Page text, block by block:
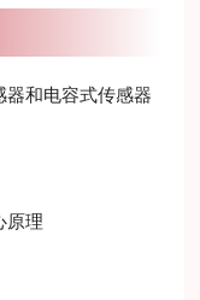
器和电容式传感器
原理